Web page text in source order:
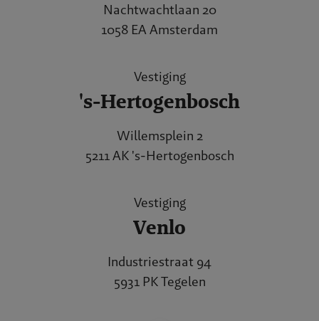
Nachtwachtlaan 20
1058 EA Amsterdam
Vestiging
's-Hertogenbosch
Willemsplein 2
5211 AK 's-Hertogenbosch
Vestiging
Venlo
Industriestraat 94
5931 PK Tegelen